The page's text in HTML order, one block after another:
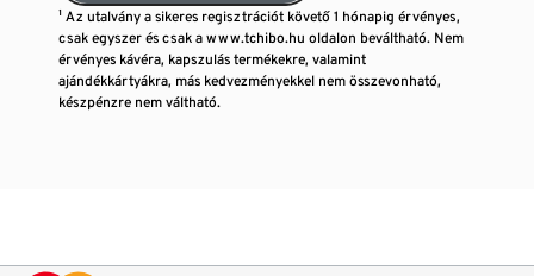
¹ Az utalvány a sikeres regisztrációt követő 1 hónapig érvényes,
csak egyszer és csak a www.tchibo.hu oldalon beváltható. Nem
érvényes kávéra, kapszulás termékekre, valamint
ajándékkártyákra, más kedvezményekkel nem összevonható,
készpénzre nem váltható.